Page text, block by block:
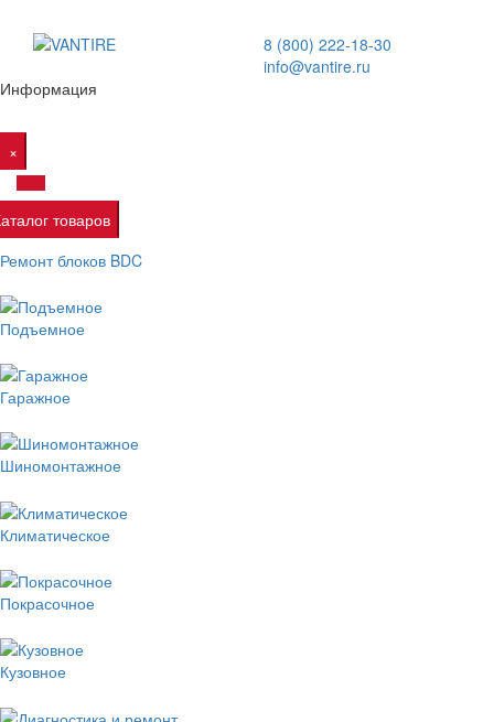
8 (800) 222-18-30
info@vantire.ru
Информация
×
товаров
Ремонт блоков BDC
Подъемное
Гаражное
Шиномонтажное
Климатическое
Покрасочное
Кузовное